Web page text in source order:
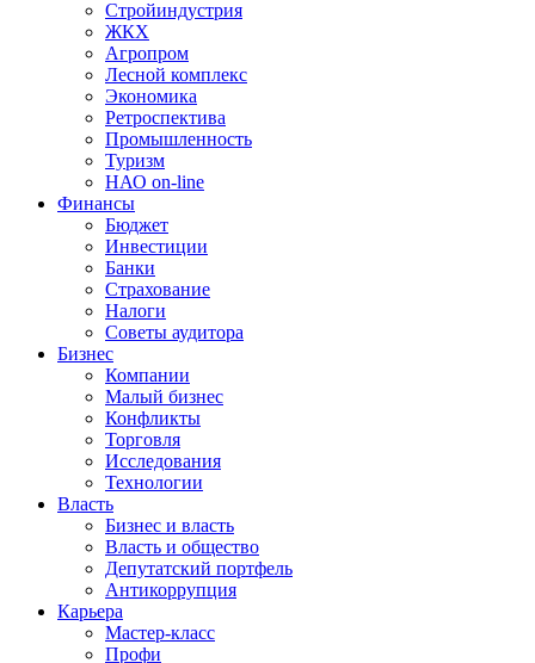
Стройиндустрия
ЖКХ
Агропром
Лесной комплекс
Экономика
Ретроспектива
Промышленность
Туризм
НАО on-line
Финансы
Бюджет
Инвестиции
Банки
Страхование
Налоги
Советы аудитора
Бизнес
Компании
Малый бизнес
Конфликты
Торговля
Исследования
Технологии
Власть
Бизнес и власть
Власть и общество
Депутатский портфель
Антикоррупция
Карьера
Мастер-класс
Профи